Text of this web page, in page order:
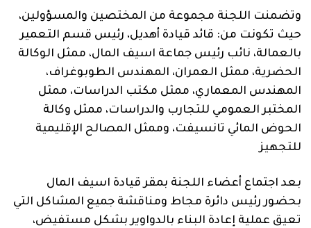
وتضمنت اللجنة مجموعة من المختصين والمسؤولين،
حيث تكونت من: قائد قيادة أهديل، رئيس قسم التعمير
بالعمالة، نائب رئيس جماعة اسيف المال، ممثل الوكالة
الحضرية، ممثل العمران، المهندس الطوبوغراف،
المهندس المعماري، ممثل مكتب الدراسات، ممثل
المختبر العمومي للتجارب والدراسات، ممثل وكالة
الحوض المائي تانسيفت، وممثل المصالح الإقليمية
للتجهيز
بعد اجتماع أعضاء اللجنة بمقر قيادة اسيف المال
بحضور رئيس دائرة مجاط ومناقشة جميع المشاكل التي
تعيق عملية إعادة البناء بالدواوير بشكل مستفيض،